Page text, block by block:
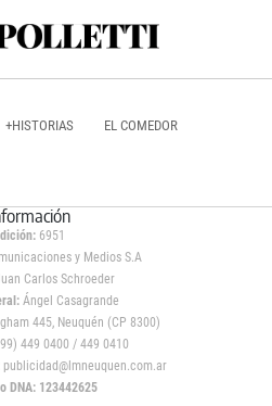
+HISTORIAS EL COMEDOR
6951
y Medios S.A
Carlos Schroeder
Ángel Casagrande
445, Neuquén (CP 8300)
449 0400 / 449 0410
publicidad@lmneuquen.com.ar
DNA: 123442625